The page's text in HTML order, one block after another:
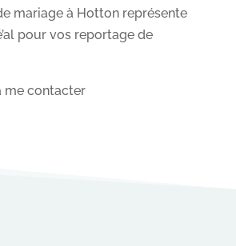
mariage à Hotton représente
pour vos reportage de
me contacter